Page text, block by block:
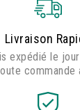
Livraison
expédié le
commande